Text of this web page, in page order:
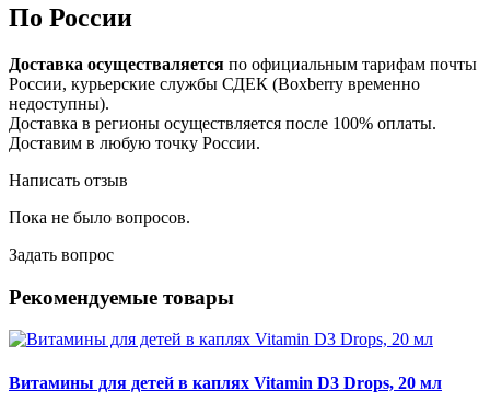
По России
Доставка осуществаляется по официальным тарифам почты
России, курьерские службы СДЕК (Boxberry временно
недоступны).
Доставка в регионы осуществляется после 100% оплаты.
Доставим в любую точку России.
Написать отзыв
Пока не было вопросов.
Задать вопрос
Рекомендуемые товары
Витамины для детей в каплях Vitamin D3 Drops, 20 мл